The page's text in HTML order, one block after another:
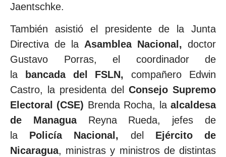
Jaentschke.
También asistió el presidente de la Junta
Directiva de la Asamblea Nacional, doctor
Gustavo Porras, el coordinador de
la
bancada del FSLN, compañero Edwin
Castro, la presidenta del Consejo Supremo
Electoral (CSE) Brenda Rocha, laalcaldesa
de ManaguaReyna Rueda, jefes de
la Policía Nacional, del Ejército
de
Nicaragua, ministras y ministros de distintas